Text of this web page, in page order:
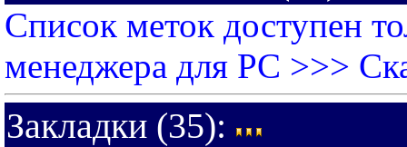
Список меток доступен
менеджера для PC >>>
Закладки (35):